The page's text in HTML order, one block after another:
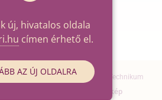
Pál Gazdasági és Informatikai Technikum
Oldaltérkép
új, hivatalos oldala
címen érhető el.
AZ ÚJ OLDALRA